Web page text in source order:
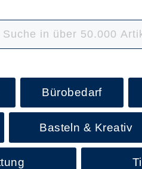
Bürobedarf
Basteln & Kreativ